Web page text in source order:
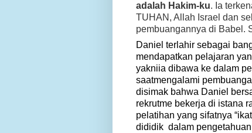
adalah Hakim-ku. Ia
TUHAN, Allah Israel dan
pembuangannya di Babel.
Daniel terlahir sebagai
mendapatkan pelajaran
yakniia dibawa ke dalam
saatmengalami
disimak bahwa Daniel
rekrutme bekerja di istana
pelatihan yang sifatnya
dididik dalam